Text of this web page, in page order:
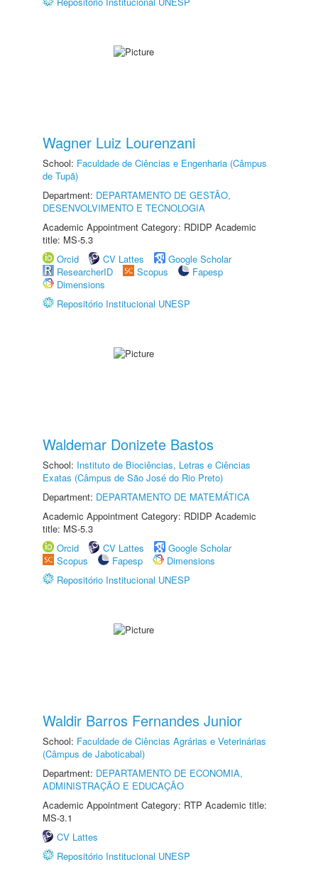
Wagner Luiz Lourenzani
School: Faculdade de Ciências e Engenharia (Câmpus
de Tupã)
Department: DEPARTAMENTO DE GESTÃO,
DESENVOLVIMENTO E TECNOLOGIA
Academic Appointment Category: RDIDP Academic
title: MS-5.3
Orcid
CV Lattes
Google Scholar
ResearcherID
Scopus
Fapesp
Dimensions
Repositório Institucional UNESP
Waldemar Donizete Bastos
School: Instituto de Biociências, Letras e Ciências
Exatas (Câmpus de São José do Rio Preto)
Department: DEPARTAMENTO DE MATEMÁTICA
Academic Appointment Category: RDIDP Academic
title: MS-5.3
Orcid
CV Lattes
Google Scholar
Scopus
Fapesp
Dimensions
Repositório Institucional UNESP
Waldir Barros Fernandes Junior
School: Faculdade de Ciências Agrárias e Veterinárias
(Câmpus de Jaboticabal)
Department: DEPARTAMENTO DE ECONOMIA,
ADMINISTRAÇÃO E EDUCAÇÃO
Academic Appointment Category: RTP Academic title:
MS-3.1
CV Lattes
Repositório Institucional UNESP